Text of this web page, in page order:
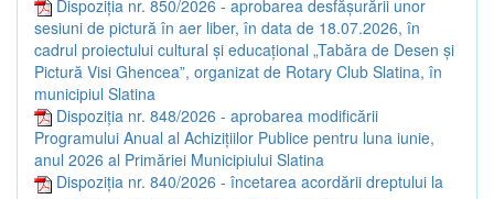
Dispoziția nr. 850/2026 - aprobarea desfășurării unor
sesiuni de pictură în aer liber, în data de 18.07.2026, în
cadrul proiectului cultural și educațional „Tabăra de Desen și
Pictură Visi Ghencea”, organizat de Rotary Club Slatina, în
municipiul Slatina
Dispoziția nr. 848/2026 - aprobarea modificării
Programului Anual al Achizițiilor Publice pentru luna iunie,
anul 2026 al Primăriei Municipiului Slatina
Dispoziția nr. 840/2026 - încetarea acordării dreptului la